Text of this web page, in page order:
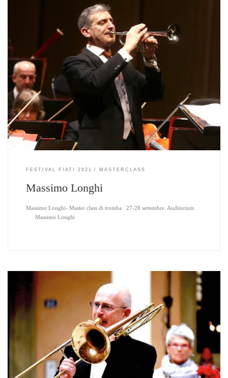
FESTIVAL FIATI 2021 MASTERCLASS
Massimo Longhi
Massimo Longhi- Master class di tromba 27-28 settembre Auditorium
Massimo Longhi